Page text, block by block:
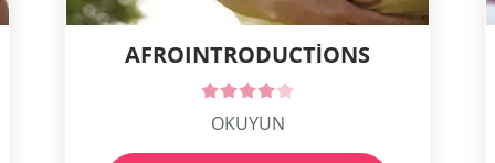
AFROINTRODUCTIONS
OKUYUN